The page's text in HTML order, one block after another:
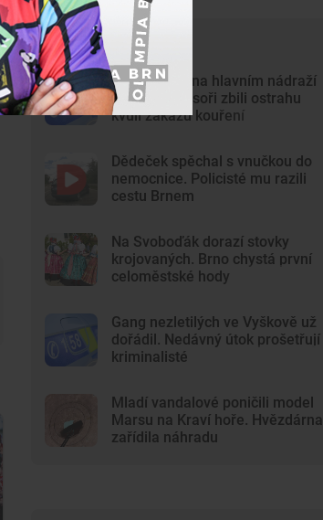
Nejčtenější články
Krvavý útok na hlavním nádraží
v Brně. Agresoři zbili ostrahu
kvůli zákazu kouření
Dědeček spěchal s vnučkou do
nemocnice. Policisté mu razili
cestu Brnem
Na Svoboďák dorazí stovky
krojovaných. Brno chystá první
celoměstské hody
Gang nezletilých ve Vyškově už
dořádil. Nedávný útok prošetřují
kriminalisté
Mladí vandalové poničili model
Marsu na Kraví hoře. Hvězdárna
zařídila náhradu